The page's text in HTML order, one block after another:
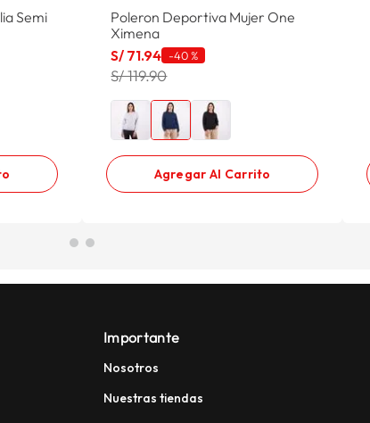
Semi
Poleron Deportiva Mujer One
Ximena
S/ 71.94 -40 %
S/ 119.90
Agregar Al Carrito
Importante
Nosotros
Nuestras tiendas